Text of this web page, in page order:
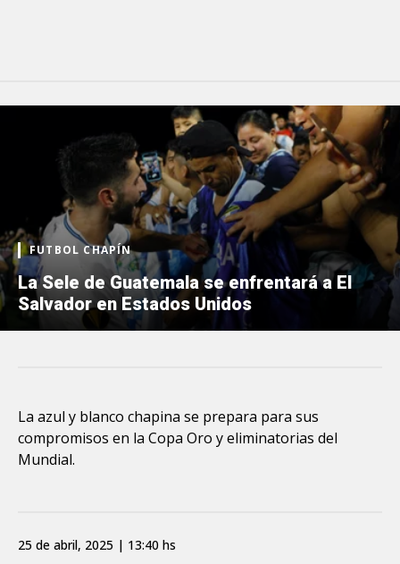
FUTBOL CHAPÍN
La Sele de Guatemala se enfrentará a El
Salvador en Estados Unidos
La azul y blanco chapina se prepara para sus
compromisos en la Copa Oro y eliminatorias del
Mundial.
25 de abril, 2025 | 13:40 hs